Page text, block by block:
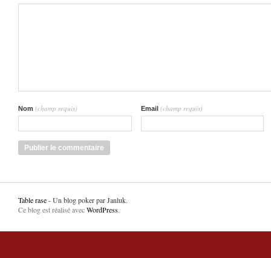
Nom (champ requis) Email (champ requis)
Table rase- Un blog poker par Janluk.
Ce blog est réalisé avecWordPress.